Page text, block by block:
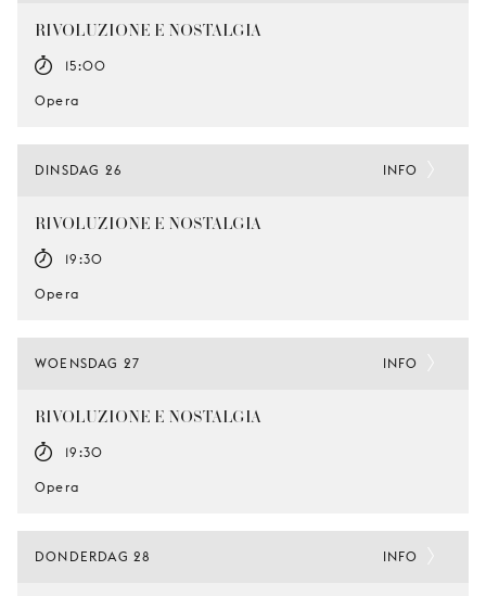
RIVOLUZIONE E NOSTALGIA
15:00
Opera
DINSDAG 26
RIVOLUZIONE E NOSTALGIA
19:30
Opera
INFO
WOENSDAG 27
RIVOLUZIONE E NOSTALGIA
19:30
Opera
INFO
DONDERDAG 28 INFO